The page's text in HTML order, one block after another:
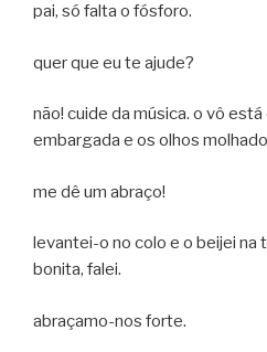
pai, só falta o fósforo.
quer que eu te ajude?
não! cuide da música. o vô
embargada e os olhos
me dê um abraço!
levantei-o no colo e o beijei na
bonita, falei.
abraçamo-nos forte.